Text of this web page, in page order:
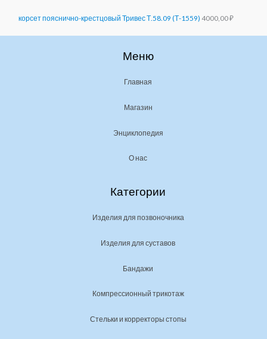
корсет пояснично-крестцовый Тривес Т.58.09 (Т-1559) 4000,00₽
Меню
Главная
Магазин
Энциклопедия
О нас
Категории
Изделия для позвоночника
Изделия для суставов
Бандажи
Компрессионный трикотаж
Стельки и корректоры стопы